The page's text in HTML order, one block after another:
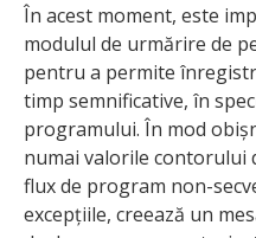
În acest moment, este
modulul de urmărire de
pentru a permite
timp semnificative, în
programului. În mod
numai valorile contorului
flux de program non-
excepțiile, creează un